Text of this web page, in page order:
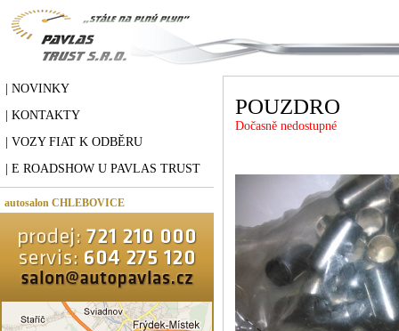
| NOVINKY
| KONTAKTY
| VOZY FIAT K ODBĚRU
| E ROADSHOW U PAVLAS TRUST
autosalon CHLEBOVICE
POUZDRO
Dočasně nedostupné